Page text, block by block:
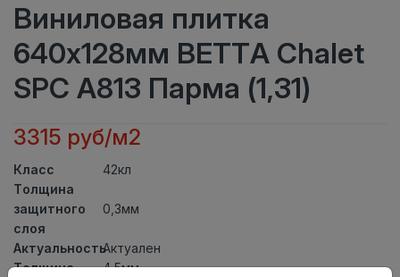
Виниловая плитка
640x128мм BETTA Chalet
SPC A813 Парма (1,31)
3315 руб/м2
Класс
42кл
Толщина
защитного
слоя
0,3мм
АктуальностьАктуален
Толщина
4,5мм